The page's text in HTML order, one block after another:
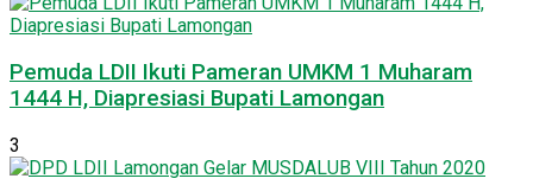
Pemuda LDII Ikuti Pameran UMKM 1 Muharam
1444 H, Diapresiasi Bupati Lamongan
3